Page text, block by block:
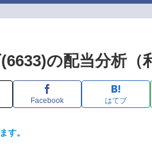
の配当分析（
Facebook はてブ
す。